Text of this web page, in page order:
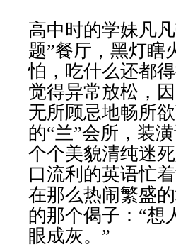
高中时的学妹凡
题”餐厅，黑灯瞎
怕，吃什么还都
觉得异常放松，
无所顾忌地畅所
的“兰”会所，装
个个美貌清纯迷
口流利的英语忙
在那么热闹繁盛
的那个偈子：“想
眼成灰。”